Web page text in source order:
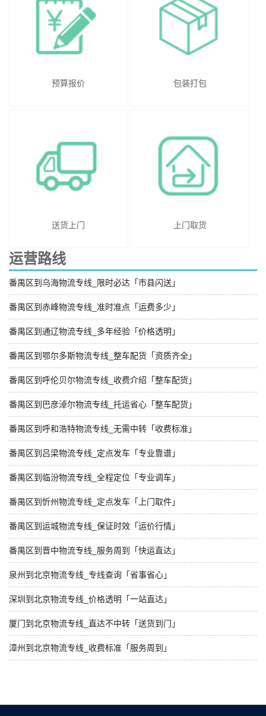
预算报价 包装打包
送货上门 上门取货
运营路线
番禺区到乌海物流专线_限时必达「市县闪送」
番禺区到赤峰物流专线_准时准点「运费多少」
番禺区到通辽物流专线_多年经验「价格透明」
番禺区到鄂尔多斯物流专线_整车配货「资质齐全」
番禺区到呼伦贝尔物流专线_收费介绍「整车配货」
番禺区到巴彦淖尔物流专线_托运省心「整车配货」
番禺区到呼和浩特物流专线_无需中转「收费标准」
番禺区到吕梁物流专线_定点发车「专业靠谱」
番禺区到临汾物流专线_全程定位「专业调车」
番禺区到忻州物流专线_定点发车「上门取件」
番禺区到运城物流专线_保证时效「运价行情」
番禺区到晋中物流专线_服务周到「快运直达」
泉州到北京物流专线_专线查询「省事省心」
深圳到北京物流专线_价格透明「一站直达」
厦门到北京物流专线_直达不中转「送货到门」
漳州到北京物流专线_收费标准「服务周到」